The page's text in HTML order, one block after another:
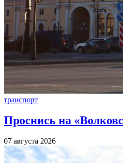
транспорт
Проснись на
07 августа 2026